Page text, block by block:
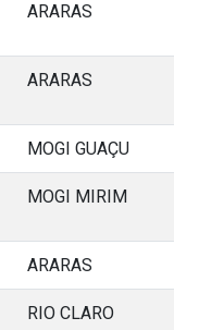
ARARAS
ARARAS
MOGI GUAÇU
MOGI MIRIM
ARARAS
RIO CLARO